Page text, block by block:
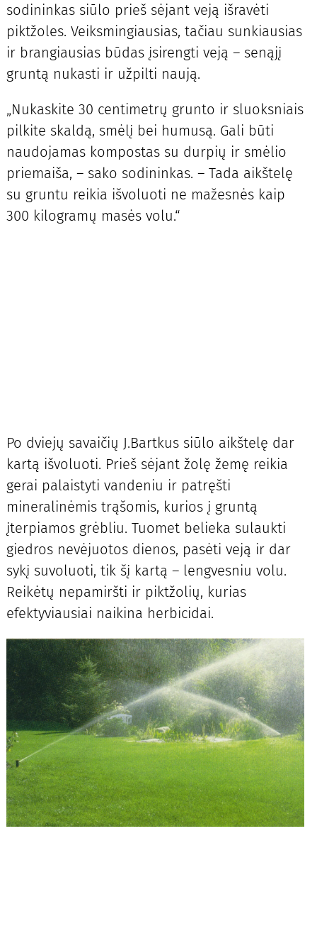
sodininkas siūlo prieš sėjant veją išravėti
piktžoles. Veiksmingiausias, tačiau sunkiausias
ir brangiausias būdas įsirengti veją – senąjį
gruntą nukasti ir užpilti naują.
„Nukaskite 30 centimetrų grunto ir sluoksniais
pilkite skaldą, smėlį bei humusą. Gali būti
naudojamas kompostas su durpių ir smėlio
priemaiša, – sako sodininkas. – Tada aikštelę
su gruntu reikia išvoluoti ne mažesnės kaip
300 kilogramų masės volu.“
Po dviejų savaičių J.Bartkus siūlo aikštelę dar
kartą išvoluoti. Prieš sėjant žolę žemę reikia
gerai palaistyti vandeniu ir patręšti
mineralinėmis trąšomis, kurios į gruntą
įterpiamos grėbliu. Tuomet belieka sulaukti
giedros nevėjuotos dienos, pasėti veją ir dar
sykį suvoluoti, tik šį kartą – lengvesniu volu.
Reikėtų nepamiršti ir piktžolių, kurias
efektyviausiai naikina herbicidai.